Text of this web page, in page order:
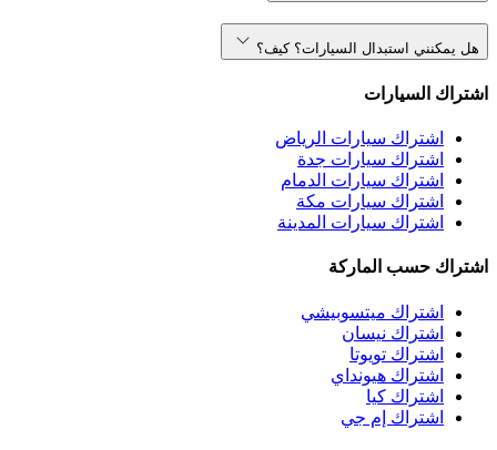
هل يمكنني استبدال السيارات؟ كيف؟
اشتراك السيارات
اشتراك سيارات الرياض
اشتراك سيارات جدة
اشتراك سيارات الدمام
اشتراك سيارات مكة
اشتراك سيارات المدينة
اشتراك حسب الماركة
اشتراك ميتسوبيشي
اشتراك نيسان
اشتراك تويوتا
اشتراك هيونداي
اشتراك كيا
اشتراك إم جي